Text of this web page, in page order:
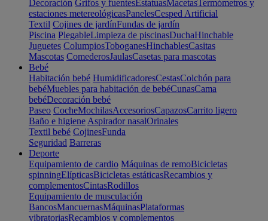
Decoración Grifos y fuentesEstatuasMacetasTermómetros y
estaciones metereológicasPanelesCesped Artificial
Textil Cojines de jardínFundas de jardín
Piscina PlegableLimpieza de piscinasDuchaHinchable
Juguetes ColumpiosToboganesHinchablesCasitas
Mascotas ComederosJaulasCasetas para mascotas
Bebé
Habitación bebé HumidificadoresCestasColchón para
bebéMuebles para habitación de bebéCunasCama
bebéDecoración bebé
Paseo CocheMochilasAccesoriosCapazosCarrito ligero
Baño e higiene Aspirador nasalOrinales
Textil bebé CojinesFunda
Seguridad Barreras
Deporte
Equipamiento de cardio Máquinas de remoBicicletas
spinningElípticasBicicletas estáticasRecambios y
complementosCintasRodillos
Equipamiento de musculación
BancosMancuernasMáquinasPlataformas
vibratoriasRecambios y complementos